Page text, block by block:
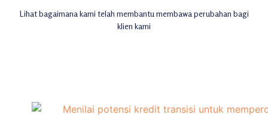
Lihat bagaimana kami telah membantu membawa perubahan bagi
klien kami